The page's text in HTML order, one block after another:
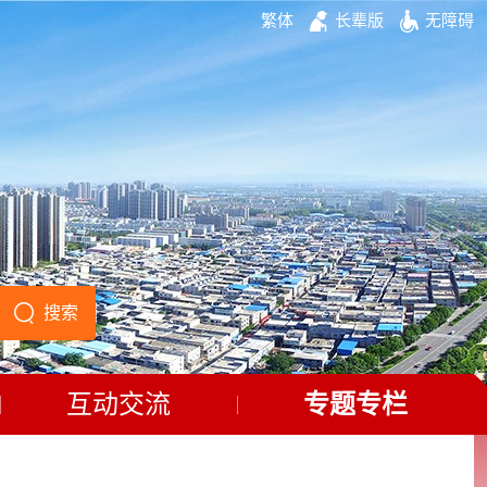
繁体 长辈版 无障碍
互动交流 专题专栏